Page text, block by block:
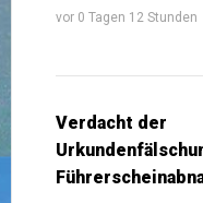
vor 0 Tagen 12 Stunden
Verdacht der